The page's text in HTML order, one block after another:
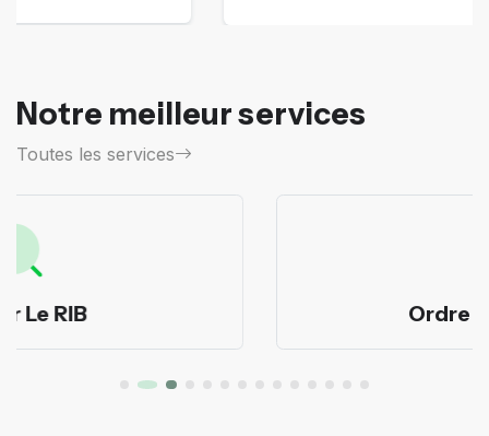
Notre meilleur services
Toutes les services